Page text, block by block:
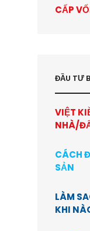
CẤP
ĐẦU TƯ
VIỆT
NHÀ/
CÁCH
SẢN
LÀM
KHI